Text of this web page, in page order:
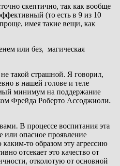
скептично, так как вообще
(то есть в 9 из 10
имея такие вещи, как
или без, магическая
не такой страшной. Я говорил,
в нашей голове и теле
минимум на поддержание
Фрейда Роберто Ассоджиоли.
В процессе воспитания эта
или опасное проявление
каким-то образом эту агрессию
отсекает это качество от
отколотую от основной